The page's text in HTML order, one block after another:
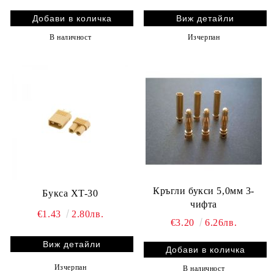
В наличност
Виж детайли
Изчерпан
Букса XT-30
€1.43 2.80лв.
Виж детайли
Изчерпан
Кръгли букси 5,0мм 3-
чифта
€3.20
6.26лв.
В наличност